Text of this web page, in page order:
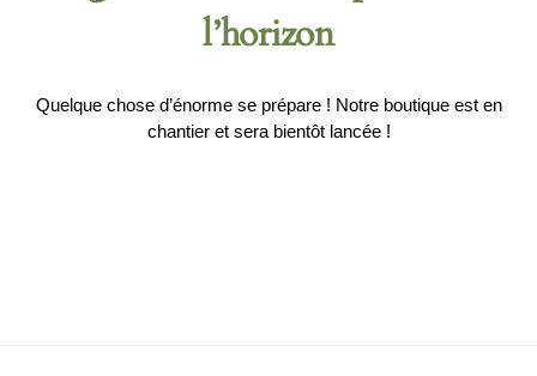
l’horizon
Quelque chose d’énorme se prépare ! Notre boutique est en
chantier et sera bientôt lancée !